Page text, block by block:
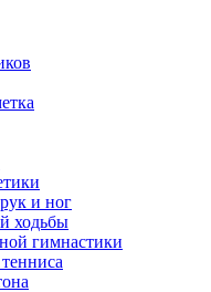
и ног
ходьбы
гимнастики